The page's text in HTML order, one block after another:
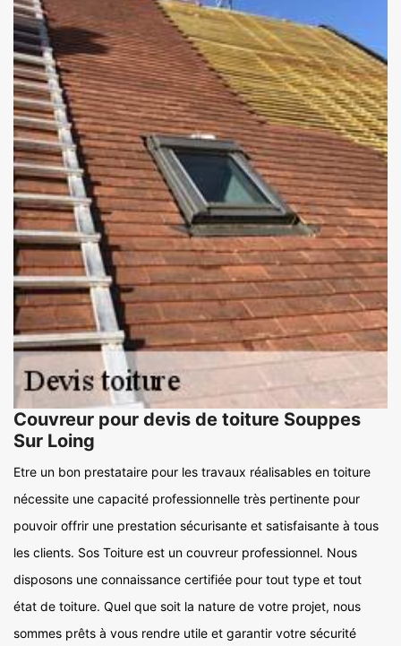
Couvreur pour devis de toiture Souppes
Sur Loing
Etre un bon prestataire pour les travaux réalisables en toiture
nécessite une capacité professionnelle très pertinente pour
pouvoir offrir une prestation sécurisante et satisfaisante à tous
les clients. Sos Toiture est un couvreur professionnel. Nous
disposons une connaissance certifiée pour tout type et tout
état de toiture. Quel que soit la nature de votre projet, nous
sommes prêts à vous rendre utile et garantir votre sécurité